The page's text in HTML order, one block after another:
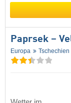
Paprsek –
Europa Tschechien